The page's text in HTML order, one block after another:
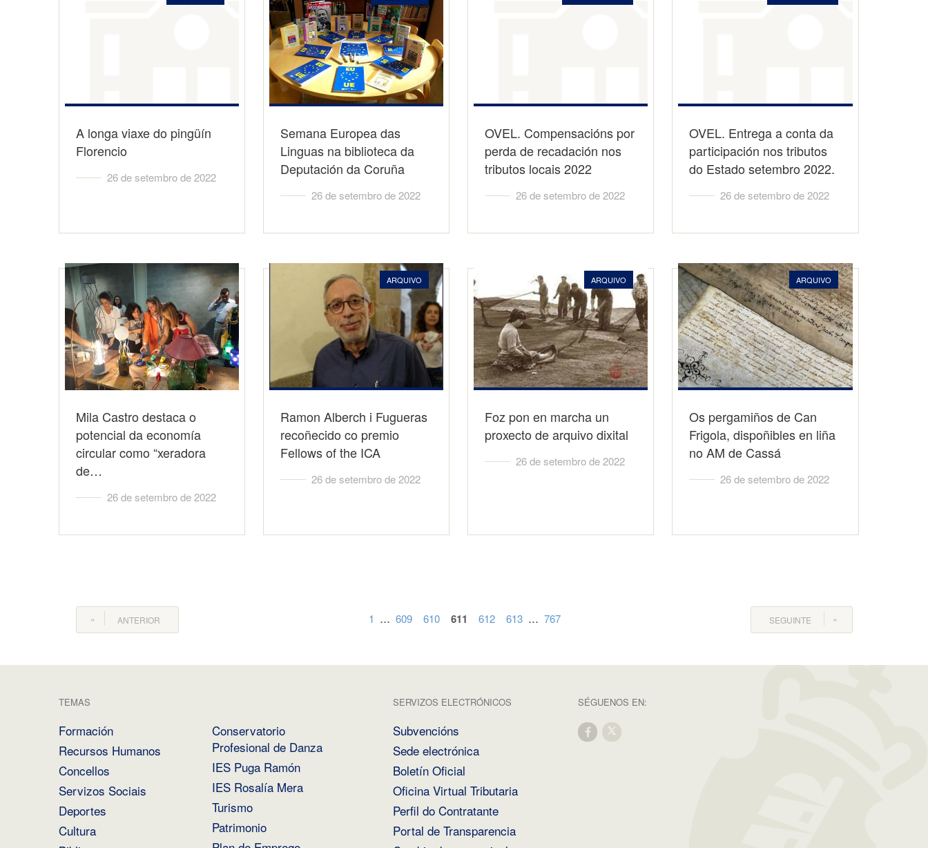
A longa viaxe do pingüín
Florencio
26 de setembro de 2022
Semana Europea das
Linguas na biblioteca da
Deputación da Coruña
26 de setembro de 2022
OVEL. Compensacións por
perda de recadación nos
tributos locais 2022
26 de setembro de 2022
OVEL. Entrega a conta da
participación nos tributos
do Estado setembro 2022.
26 de setembro de 2022
Mila Castro destaca o
potencial da economía
circular como “xeradora
de…
26 de setembro de 2022
ARQUIVO
Ramon Alberch i Fugueras
recoñecido co premio
Fellows of the ICA
26 de setembro de 2022
ARQUIVO
Foz pon en marcha un
proxecto de arquivo dixital
26 de setembro de 2022
ARQUIVO
Os pergamiños de Can
Frigola, dispoñibles en liña
no AM de Cassá
26 de setembro de 2022
ANTERIOR 1 ... 609 610 611 612 613 ... 767 SEGUINTE
TEMAS
Formación
Recursos Humanos
Concellos
Servizos Sociais
Deportes
Cultura
Conservatorio
Profesional de Danza
IES Puga Ramón
IES Rosalía Mera
Turismo
Patrimonio
SERVIZOS ELECTRÓNICOS
Subvencións
Sede electrónica
Boletín Oficial
Oficina Virtual Tributaria
Perfil do Contratante
Portal de Transparencia
SÉGUENOS EN: